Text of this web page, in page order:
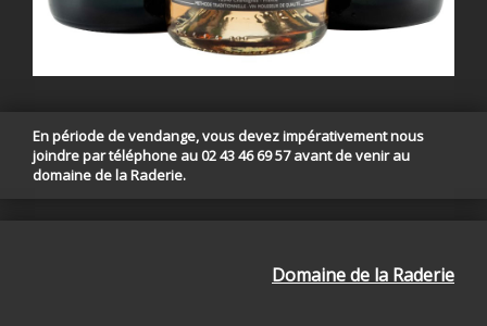
En période de vendange, vous devez impérativement nous
joindre par téléphone au 02 43 46 69 57 avant de venir au
domaine de la Raderie.
Domaine de la Raderie